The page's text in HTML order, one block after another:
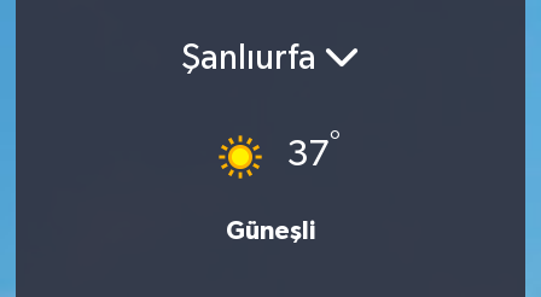
Şanlıurfa
37°
Güneşli